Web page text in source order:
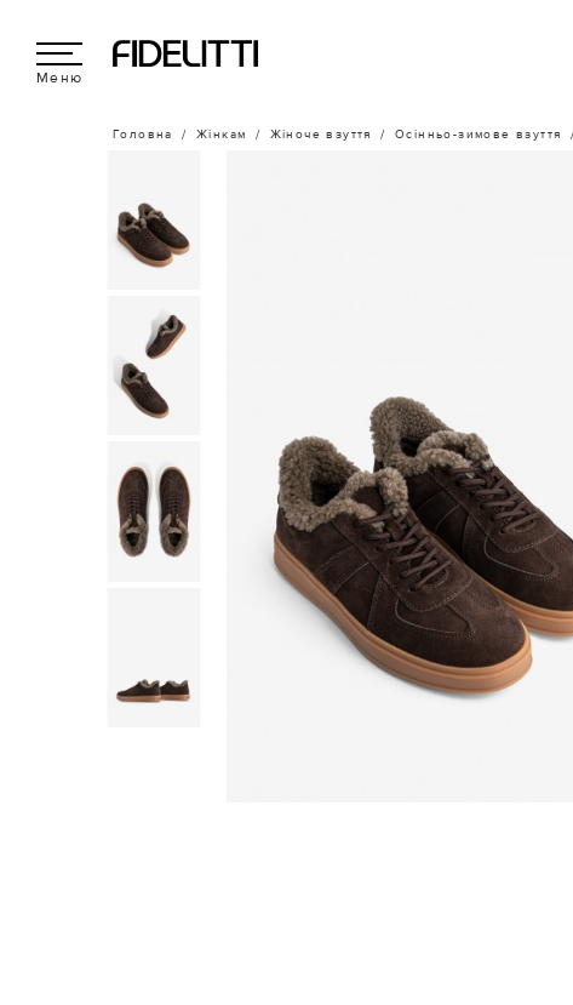
Меню
Головна Жінкам Жіноче взуття Осінньо-зимове взуття